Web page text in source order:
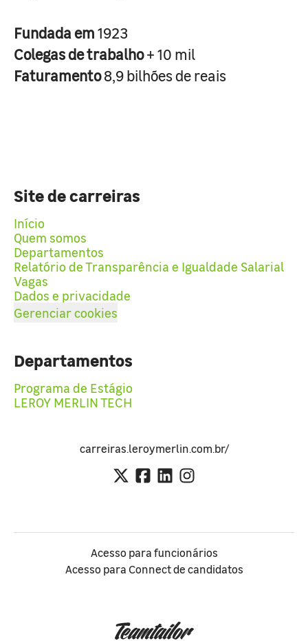
Fundada em1923
Colegas de trabalho+ 10 mil
Faturamento8,9 bilhões de reais
Site de carreiras
Início
Quem somos
Departamentos
Relatório de Transparência e Igualdade Salarial
Vagas
Dados e privacidade
Gerenciar cookies
Departamentos
Programa de Estágio
LEROY MERLIN TECH
carreiras.leroymerlin.com.br/
Acesso para funcionários
Acesso para Connect de candidatos